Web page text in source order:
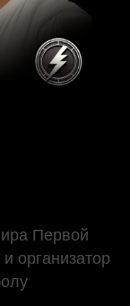
Первой
организатор